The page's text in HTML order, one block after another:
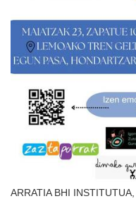
ARRATIA BHI INSTITUTUA,